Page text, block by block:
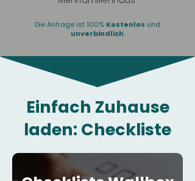
Die Anfrage ist 100% Kostenlos und
unverbindlich.
Einfach Zuhause
laden: Checkliste